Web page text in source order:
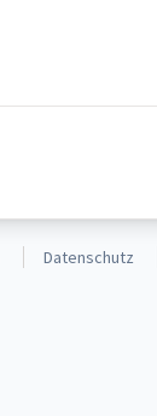
Datenschutz